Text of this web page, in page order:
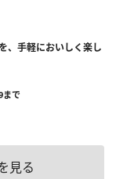
、手軽においしく楽し
まで
見る